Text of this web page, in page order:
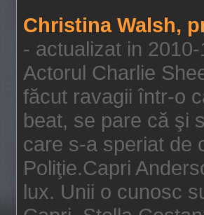
Christina Walsh,
- actualizat in
Actorul Charlie
făcut ravagii într-o
beat, se pare că şi
care s-a speriat de
Poliţie.Capri
lux. Unii o cunosc